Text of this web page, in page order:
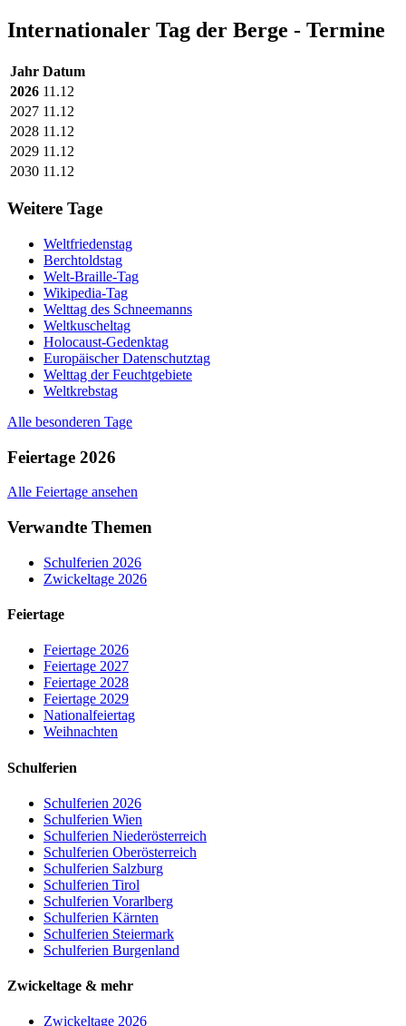
Internationaler Tag der Berge - Termine
Jahr Datum
2026 11.12
2027 11.12
2028 11.12
2029 11.12
2030 11.12
Weitere Tage
Weltfriedenstag
Berchtoldstag
Welt-Braille-Tag
Wikipedia-Tag
Welttag des Schneemanns
Weltkuscheltag
Holocaust-Gedenktag
Europäischer Datenschutztag
Welttag der Feuchtgebiete
Weltkrebstag
Alle besonderen Tage
Feiertage 2026
Alle Feiertage ansehen
Verwandte Themen
Schulferien 2026
Zwickeltage 2026
Feiertage
Feiertage 2026
Feiertage 2027
Feiertage 2028
Feiertage 2029
Nationalfeiertag
Weihnachten
Schulferien
Schulferien 2026
Schulferien Wien
Schulferien Niederösterreich
Schulferien Oberösterreich
Schulferien Salzburg
Schulferien Tirol
Schulferien Vorarlberg
Schulferien Kärnten
Schulferien Steiermark
Schulferien Burgenland
Zwickeltage & mehr
Zwickeltage 2026